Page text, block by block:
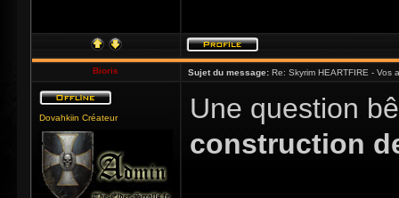
Bioris Sujet du message: Re: Skyrim HEARTFIRE - Vos
Dovahkiin Créateur
Une question
construction